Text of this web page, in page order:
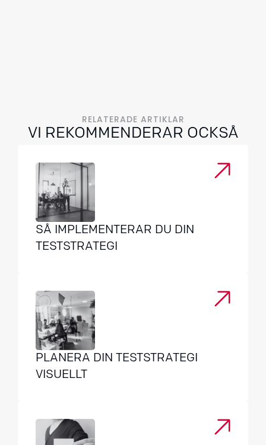
RELATERADE ARTIKLAR
VI REKOMMENDERAR OCKSÅ
SÅ IMPLEMENTERAR DU DIN
TESTSTRATEGI
PLANERA DIN TESTSTRATEGI
VISUELLT